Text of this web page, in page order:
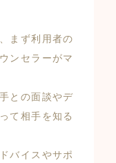
まず利用者の
ンセラーがマ
との面談やデ
て相手を知る
バイスやサポ